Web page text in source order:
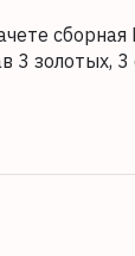
сборная
3 золотых,